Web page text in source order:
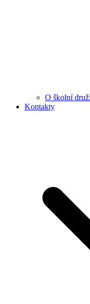
O školní
Kontakty